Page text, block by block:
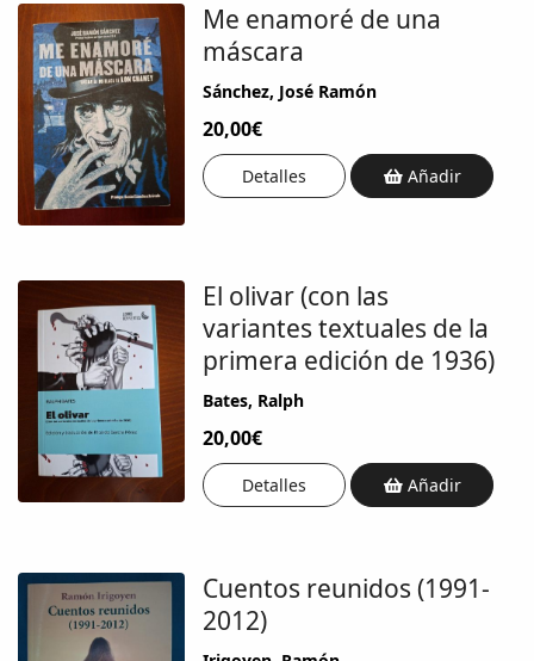
Me enamoré de una
máscara
Sánchez, José Ramón
20,00€
Detalles Añadir
El olivar (con las
variantes textuales de la
primera edición de 1936)
Bates, Ralph
20,00€
Detalles Añadir
Cuentos reunidos (1991-
2012)